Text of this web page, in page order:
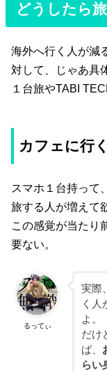
どうしたら
海外へ行く人が減
対して、じゃあ具
１台旅やTABI
カフェに行
スマホ１台持って
旅する人が増えて
この感覚が当たり
要ない。
るってぃ
実際
く人
よ。
だけ
ば、
らい